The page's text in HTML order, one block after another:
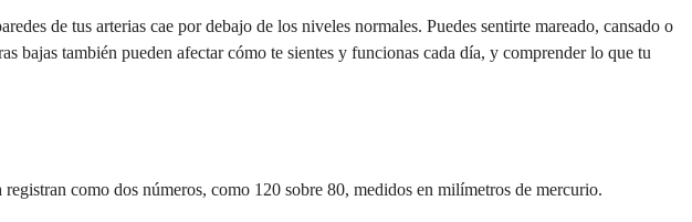
de tus arterias cae por debajo de los niveles normales. Puedes sentirte mareado, cansado o
bajas también pueden afectar cómo te sientes y funcionas cada día, y comprender lo que tu
como dos números, como 120 sobre 80, medidos en milímetros de mercurio.